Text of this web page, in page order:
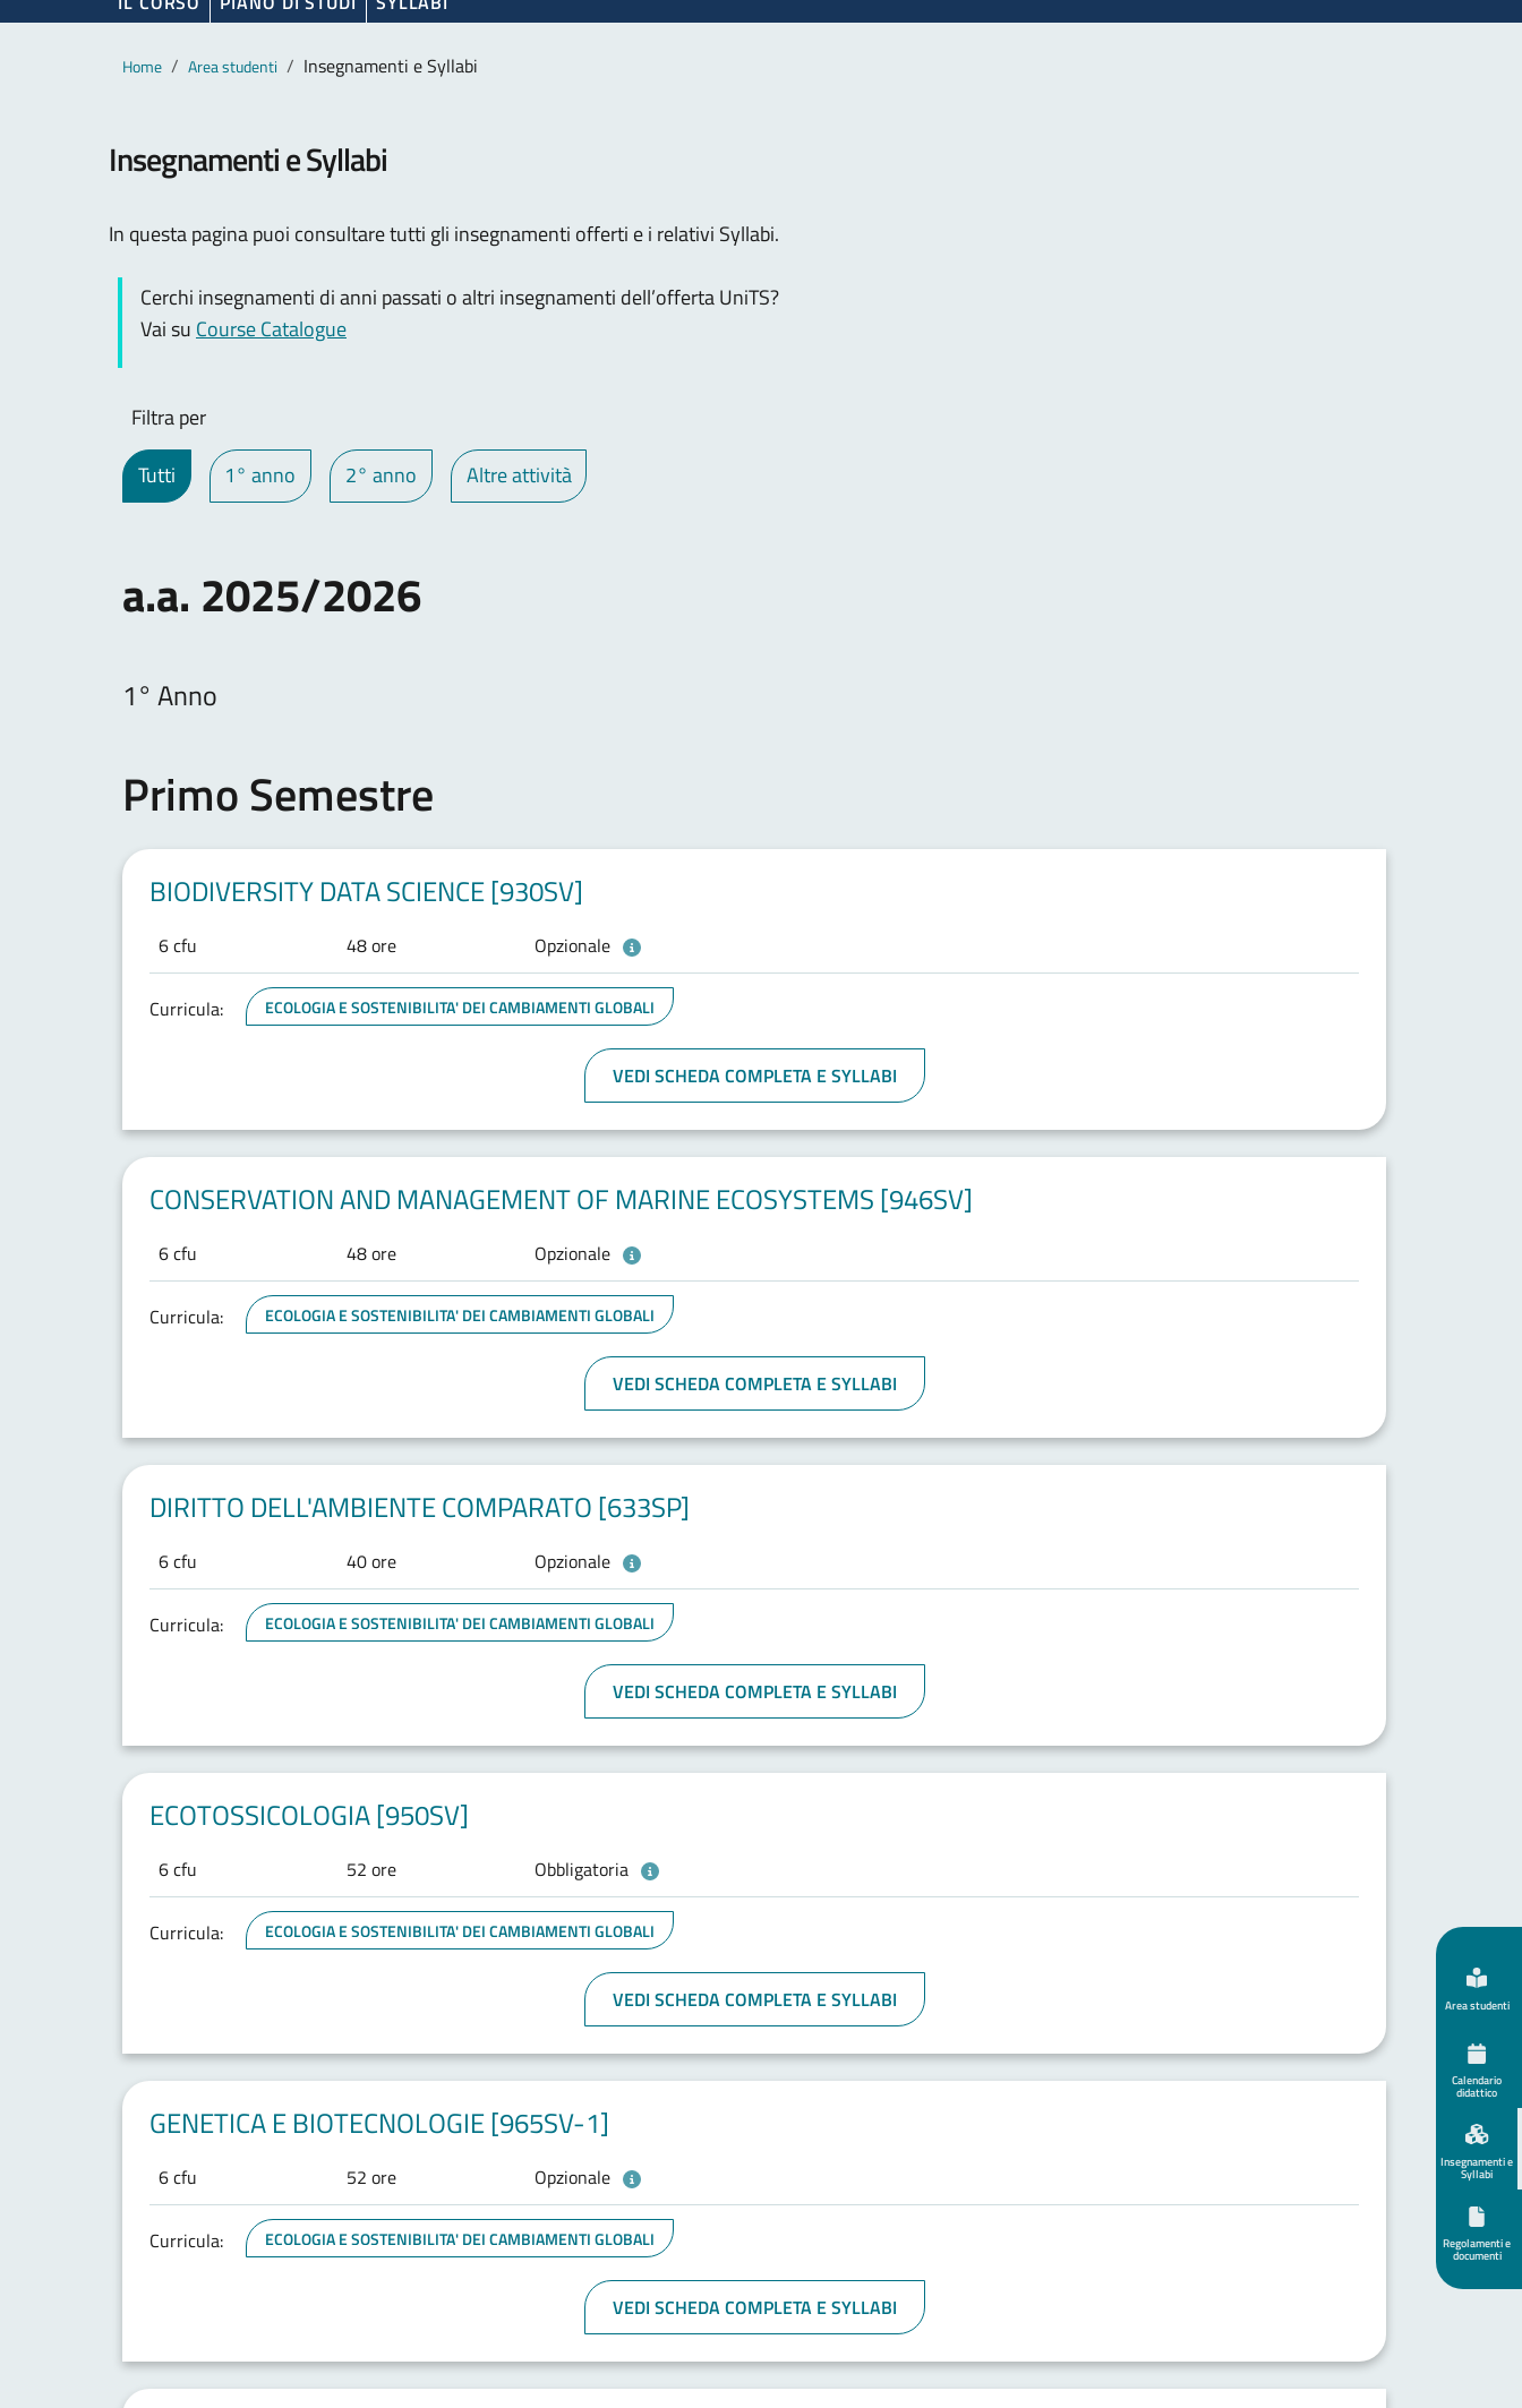
Contenuto principale
Breadcrumb
Home Area studenti Insegnamenti e Syllabi
Insegnamenti e Syllabi
In questa pagina puoi consultare tutti gli insegnamenti offerti e i relativi Syllabi.
Cerchi insegnamenti di anni passati o altri insegnamenti dell’offerta UniTS?
Vai su Course Catalogue
Filtra per
Tutti
1° anno 2° anno Altre attività
a.a. 2025/2026
1° Anno
Primo Semestre
BIODIVERSITY DATA SCIENCE [930SV]
6 cfu 48 ore Opzionale
Curricula: ECOLOGIA E SOSTENIBILITA' DEI CAMBIAMENTI GLOBALI
VEDI SCHEDA COMPLETA E SYLLABI
CONSERVATION AND MANAGEMENT OF MARINE ECOSYSTEMS [946SV]
6 cfu 48 ore Opzionale
Curricula: ECOLOGIA E SOSTENIBILITA' DEI CAMBIAMENTI GLOBALI
VEDI SCHEDA COMPLETA E SYLLABI
DIRITTO DELL'AMBIENTE COMPARATO [633SP]
6 cfu 40 ore Opzionale
Curricula: ECOLOGIA E SOSTENIBILITA' DEI CAMBIAMENTI GLOBALI
VEDI SCHEDA COMPLETA E SYLLABI
ECOTOSSICOLOGIA [950SV]
6 cfu 52 ore Obbligatoria
Curricula: ECOLOGIA E SOSTENIBILITA' DEI CAMBIAMENTI GLOBALI
VEDI SCHEDA COMPLETA E SYLLABI
GENETICA E BIOTECNOLOGIE [965SV-1]
6 cfu 52 ore Opzionale
Curricula: ECOLOGIA E SOSTENIBILITA' DEI CAMBIAMENTI GLOBALI
VEDI SCHEDA COMPLETA E SYLLABI
Area studenti
Calendario
didattico
Insegnamenti e
Syllabi
Regolamenti e
documenti